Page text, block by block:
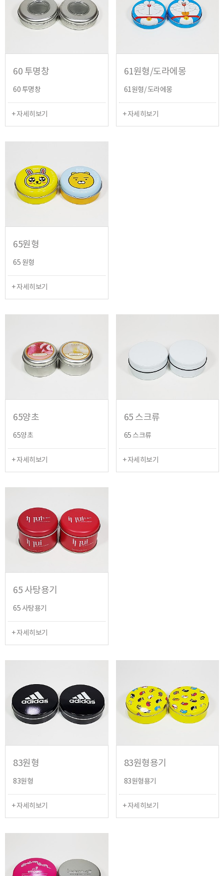
60 투명창
60 투명창
+ 자세히보기
61원형/도라에몽
61원형/ 도라에몽
+ 자세히보기
65원형
65 원형
+ 자세히보기
65양초
65양초
+ 자세히보기
65 스크류
65 스크류
+ 자세히보기
65 사탕용기
65 사탕용기
+ 자세히보기
83원형
83원형
+ 자세히보기
83원형용기
83원형용기
+ 자세히보기